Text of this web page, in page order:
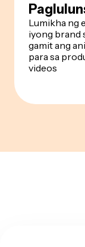
Lumikha ng
iyong brand
gamit ang
para sa
videos